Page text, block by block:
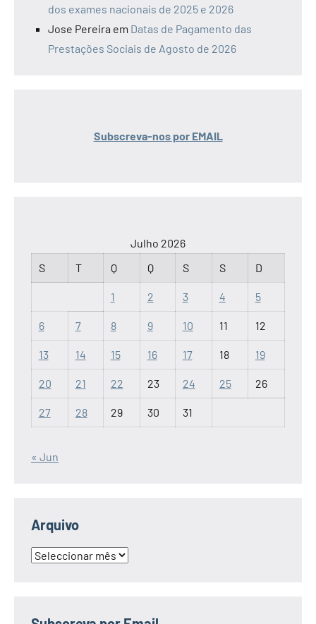
dos exames nacionais de 2025 e 2026
Jose Pereira em Datas de Pagamento das
Prestações Sociais de Agosto de 2026
Subscreva-nos por EMAIL
Julho 2026
S
T Q Q S S D
1 2 3 4 5
6 7 8 9 10 11 12
13 14 15 16 17 18 19
20 21 22 23 24 25 26
27 28 29 30 31
« Jun
Arquivo
Arquivo